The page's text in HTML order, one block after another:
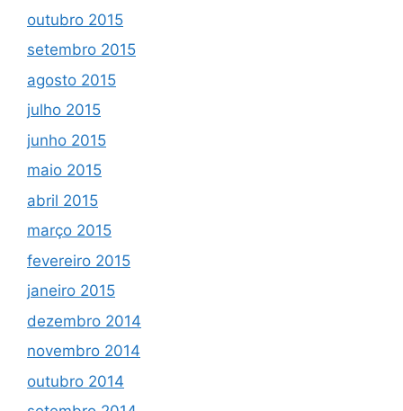
outubro 2015
setembro 2015
agosto 2015
julho 2015
junho 2015
maio 2015
abril 2015
março 2015
fevereiro 2015
janeiro 2015
dezembro 2014
novembro 2014
outubro 2014